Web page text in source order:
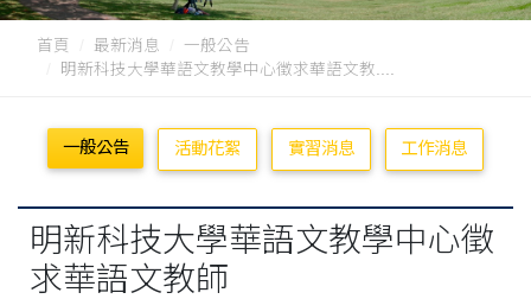
首頁 最新消息
一般公告
明新科技大學華語文教學中心徵求華語文教....
一般公告 活動花絮 實習消息 工作消息
明新科技大學華語文教學中心徵
求華語文教師